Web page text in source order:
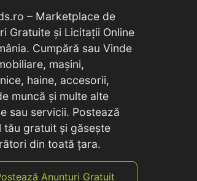
– Marketplace de
Gratuite și Licitații Online
Cumpără sau Vinde
mașini,
haine, accesorii,
muncă și multe alte
sau servicii. Postează
tău gratuit și găsește
din toată țara.
Anunțuri Gratuit